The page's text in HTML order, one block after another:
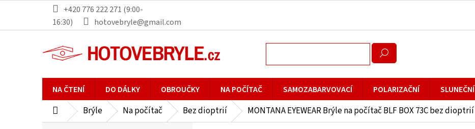
obsah
+420 776 222 271 (9:00-
16:30)
hotovebryle@gmail.com
NA ČTENÍ DO DÁLKY OBROUČKY NA POČÍTAČ SAMOZABARVOVACÍ POLARIZAČNÍ SLUNEČNÍ
DomůBrýle Na počítač Bez dioptrií MONTANA EYEWEAR Brýle na počítač BLF BOX 73C bez dioptrií